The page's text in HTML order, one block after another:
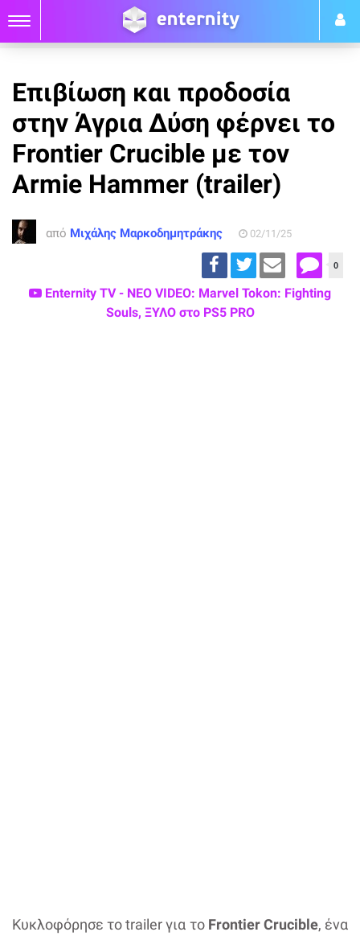
Επιβίωση και προδοσία
στην Άγρια Δύση φέρνει το
Frontier Crucible με τον
Armie Hammer (trailer)
από Μιχάλης Μαρκοδημητράκης 02/11/25
0
Enternity TV - ΝΕΟ VIDEO: Marvel Tokon: Fighting
Souls, ΞΥΛΟ στο PS5 PRO
Κυκλοφόρησε το trailer για το Frontier Crucible, ένα